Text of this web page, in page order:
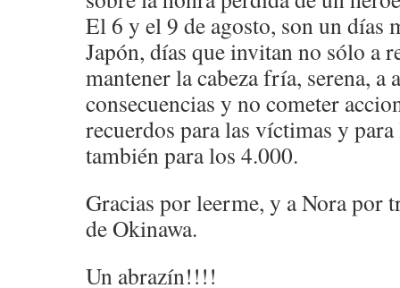
El 6 y el 9 de agosto, son un días
Japón, días que invitan no sólo a
mantener la cabeza fría, serena, a
consecuencias y no cometer
recuerdos para las víctimas y
también para los 4.000.
Gracias por leerme, y a Nora por
de Okinawa.
Un abrazín!!!!